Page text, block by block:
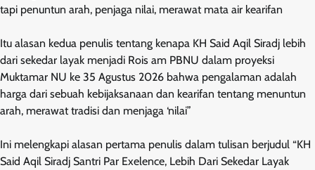
tapi penuntun arah, penjaga nilai, merawat mata air kearifan
Itu alasan kedua penulis tentang kenapa KH Said Aqil Siradj lebih
dari sekedar layak menjadi Rois am PBNU dalam proyeksi
Muktamar NU ke 35 Agustus 2026 bahwa pengalaman adalah
harga dari sebuah kebijaksanaan dan kearifan tentang menuntun
arah, merawat tradisi dan menjaga ‘nilai”
Ini melengkapi alasan pertama penulis dalam tulisan berjudul “KH
Said Aqil Siradj Santri Par Exelence, Lebih Dari Sekedar Layak